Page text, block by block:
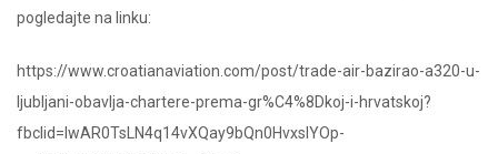
pogledajte na linku:
https://www.croatianaviation.com/post/trade-air-bazirao-a320-u-
ljubljani-obavlja-chartere-prema-gr%C4%8Dkoj-i-hrvatskoj?
fbclid=IwAR0TsLN4q14vXQay9bQn0HvxsIYOp-